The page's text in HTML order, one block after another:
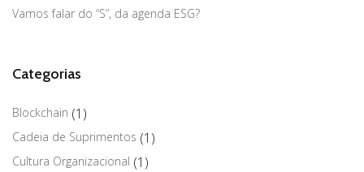
Vamos falar do “S”, da agenda ESG?
Categorias
Blockchain (1)
Cadeia de Suprimentos (1)
Cultura Organizacional (1)